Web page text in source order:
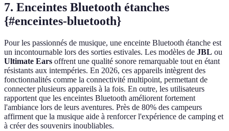
7. Enceintes Bluetooth étanches
{#enceintes-bluetooth}
Pour les passionnés de musique, une enceinte Bluetooth étanche est
un incontournable lors des sorties estivales. Les modèles de JBL ou
Ultimate Ears offrent une qualité sonore remarquable tout en étant
résistants aux intempéries. En 2026, ces appareils intègrent des
fonctionnalités comme la connectivité multipoint, permettant de
connecter plusieurs appareils à la fois. En outre, les utilisateurs
rapportent que les enceintes Bluetooth améliorent fortement
l'ambiance lors de leurs aventures. Près de 80% des campeurs
affirment que la musique aide à renforcer l'expérience de camping et
à créer des souvenirs inoubliables.